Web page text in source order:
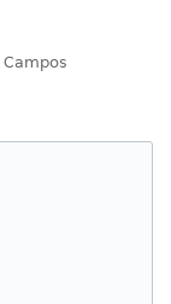
Campos